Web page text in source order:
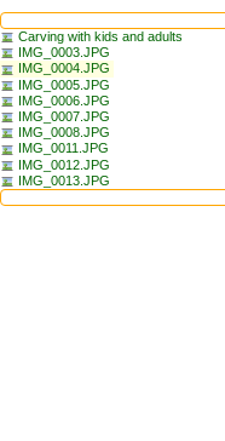
Carving with kids and adults
IMG_0003.JPG
IMG_0004.JPG
IMG_0005.JPG
IMG_0006.JPG
IMG_0007.JPG
IMG_0008.JPG
IMG_0011.JPG
IMG_0012.JPG
IMG_0013.JPG